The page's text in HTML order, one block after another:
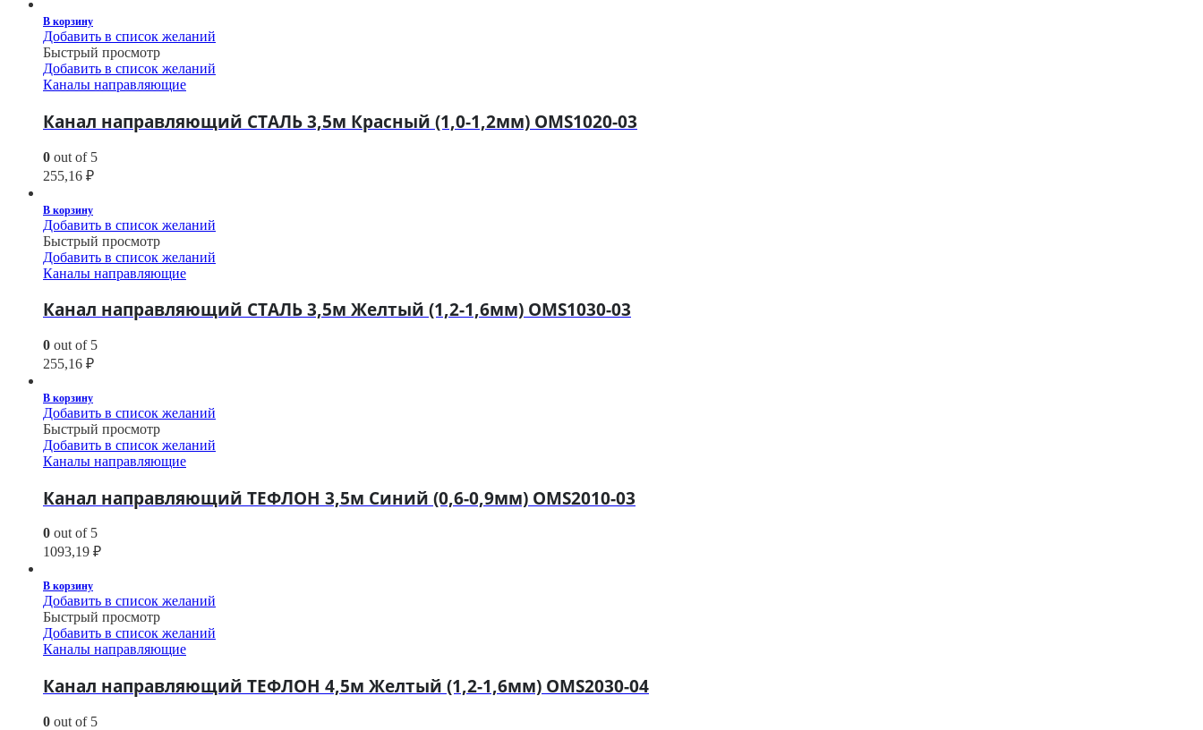
В корзину
Добавить в список желаний
Быстрый просмотр
Добавить в список желаний
Каналы направляющие
Канал направляющий СТАЛЬ 3,5м Красный (1,0-1,2мм) OMS1020-03
0 out of 5
255,16 ₽
В корзину
Добавить в список желаний
Быстрый просмотр
Добавить в список желаний
Каналы направляющие
Канал направляющий СТАЛЬ 3,5м Желтый (1,2-1,6мм) OMS1030-03
0 out of 5
255,16 ₽
В корзину
Добавить в список желаний
Быстрый просмотр
Добавить в список желаний
Каналы направляющие
Канал направляющий ТЕФЛОН 3,5м Синий (0,6-0,9мм) OMS2010-03
0 out of 5
1093,19 ₽
В корзину
Добавить в список желаний
Быстрый просмотр
Добавить в список желаний
Каналы направляющие
Канал направляющий ТЕФЛОН 4,5м Желтый (1,2-1,6мм) OMS2030-04
0 out of 5